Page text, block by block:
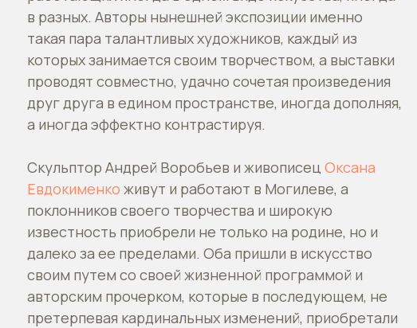
в разных. Авторы нынешней экспозиции именно
такая пара талантливых художников, каждый из
которых занимается своим творчеством, а выставки
проводят совместно, удачно сочетая произведения
друг друга в едином пространстве, иногда дополняя,
а иногда эффектно контрастируя.
Скульптор Андрей Воробьев и живописец Оксана
Евдокименко живут и работают в Могилеве, а
поклонников своего творчества и широкую
известность приобрели не только на родине, но и
далеко за ее пределами. Оба пришли в искусство
своим путем со своей жизненной программой и
авторским прочерком, которые в последующем, не
претерпевая кардинальных изменений, приобретали